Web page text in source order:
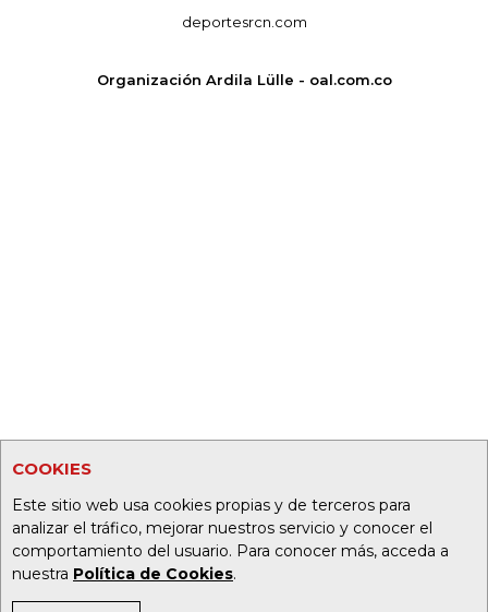
COOKIES
Este sitio web usa cookies propias y de terceros para
analizar el tráfico, mejorar nuestros servicio y conocer el
comportamiento del usuario. Para conocer más, acceda a
nuestra Política de Cookies.
deportesrcn.com
Organización Ardila Lülle - oal.com.co